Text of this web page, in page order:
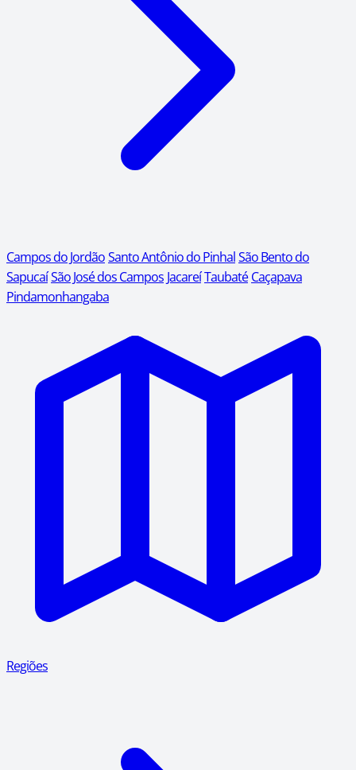
Campos do JordãoSanto Antônio do PinhalSão Bento do
SapucaíSão José dos Campos JacareíTaubaté Caçapava
Pindamonhangaba
Regiões